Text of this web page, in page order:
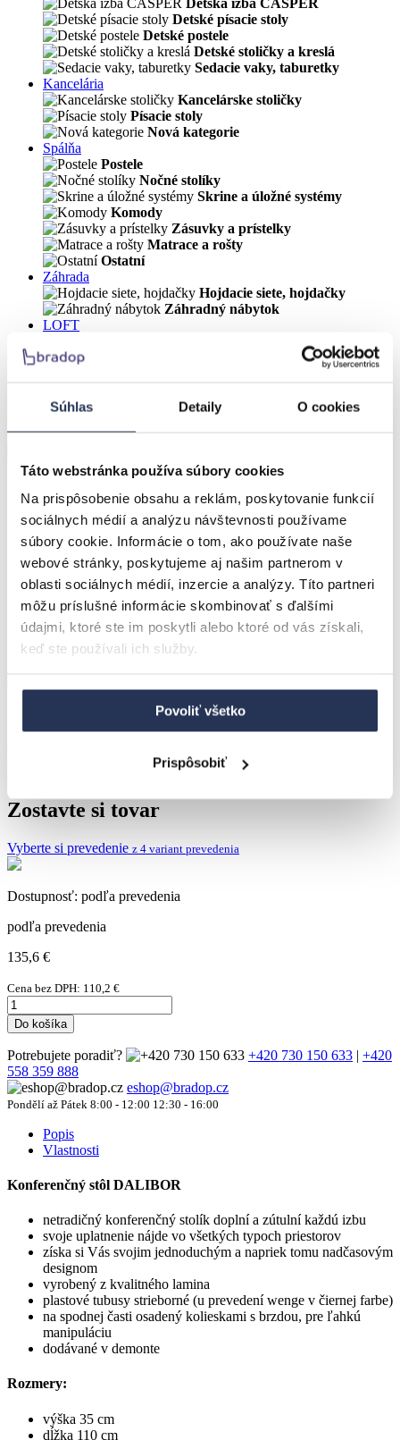
Súhlas Detaily O cookies
Táto webstránka používa súbory cookies
Na prispôsobenie obsahu a reklám, poskytovanie funkcií
sociálnych médií a analýzu návštevnosti používame
súbory cookie. Informácie o tom, ako používate naše
webové stránky, poskytujeme aj našim partnerom v
oblasti sociálnych médií, inzercie a analýzy. Títo partneri
môžu príslušné informácie skombinovať s ďalšími
údajmi, ktoré ste im poskytli alebo ktoré od vás získali,
keď ste používali ich služby.
Povoliť všetko
Prispôsobiť
Detská izba CASPER
Detské písacie stoly
Detské postele
Detské stoličky a kreslá
Sedacie vaky, taburetky
Kancelária
Kancelárske stoličky
Písacie stoly
Nová kategorie
Spálňa
Postele
Nočné stolíky
Skrine a úložné systémy
Komody
Zásuvky a prístelky
Matrace a rošty
Ostatní
Záhrada
Hojdacie siete, hojdačky
Záhradný nábytok
LOFT
VÝPREDAJ
Obývačka
Český výrobok
Zostavte si tovar
Vyberte si prevedenie z 4 variant prevedenia
Dostupnosť: podľa prevedenia
podľa prevedenia
135,6 €
Cena bez DPH: 110,2 €
Do košíka
Potrebujete poradiť? +420 730 150 633 | +420
558 359 888
eshop@bradop.cz
Pondělí až Pátek 8:00 - 12:00 12:30 - 16:00
Popis
Vlastnosti
Konferenčný stôl DALIBOR
netradičný konferenčný stolík doplní a zútulní každú izbu
svoje uplatnenie nájde vo všetkých typoch priestorov
získa si Vás svojim jednoduchým a napriek tomu nadčasovým
designom
vyrobený z kvalitného lamina
plastové tubusy strieborné (u prevedení wenge v čiernej farbe)
na spodnej časti osadený kolieskami s brzdou, pre ľahkú
manipuláciu
dodávané v demonte
Rozmery:
výška 35 cm
dĺžka 110 cm